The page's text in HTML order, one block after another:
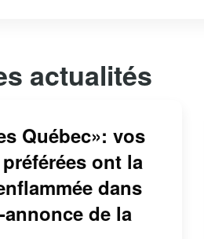
actualités
Québec»: vos
ont la
dans
de la